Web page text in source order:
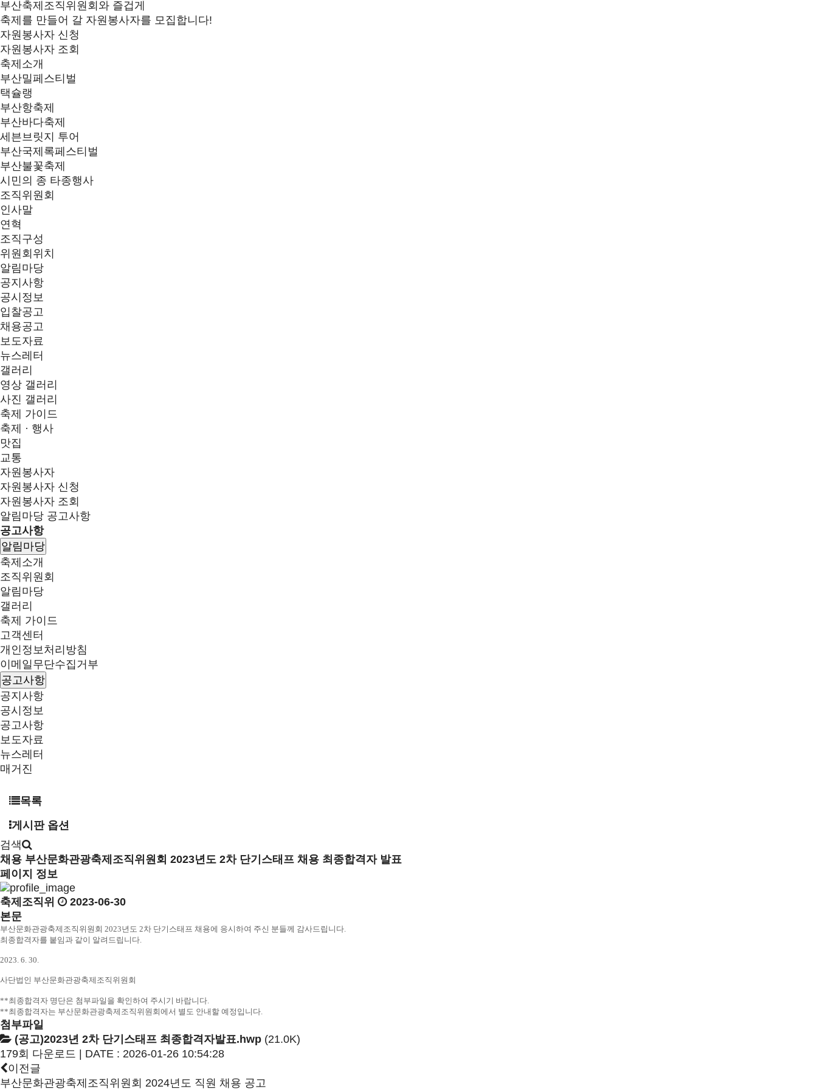
부산축제조직위원회와 즐겁게
축제를 만들어 갈 자원봉사자를 모집합니다!
자원봉사자 신청
자원봉사자 조회
축제소개
부산밀페스티벌
택슐랭
부산항축제
부산바다축제
세븐브릿지 투어
부산국제록페스티벌
부산불꽃축제
시민의 종 타종행사
조직위원회
인사말
연혁
조직구성
위원회위치
알림마당
공지사항
공시정보
입찰공고
채용공고
보도자료
뉴스레터
갤러리
영상 갤러리
사진 갤러리
축제 가이드
축제 · 행사
맛집
교통
자원봉사자
자원봉사자 신청
자원봉사자 조회
알림마당 공고사항
공고사항
알림마당
축제소개
조직위원회
알림마당
갤러리
축제 가이드
고객센터
개인정보처리방침
이메일무단수집거부
공고사항
공지사항
공시정보
공고사항
보도자료
뉴스레터
매거진
목록
게시판 옵션
검색
채용 부산문화관광축제조직위원회 2023년도 2차 단기스태프 채용 최종합격자 발표
페이지 정보
축제조직위
2023-06-30
본문
부산문화관광축제조직위원회 2023년도 2차 단기스태프 채용에 응시하여 주신 분들께 감사드립니다.
최종합격자를 붙임과 같이 알려드립니다.
2023. 6. 30.
사단법인 부산문화관광축제조직위원회
**최종합격자 명단은 첨부파일을 확인하여 주시기 바랍니다.
**최종합격자는 부산문화관광축제조직위원회에서 별도 안내할 예정입니다.
첨부파일
(공고)2023년 2차 단기스태프 최종합격자발표.hwp (21.0K)
179회 다운로드 | DATE : 2026-01-26 10:54:28
이전글
부산문화관광축제조직위원회 2024년도 직원 채용 공고